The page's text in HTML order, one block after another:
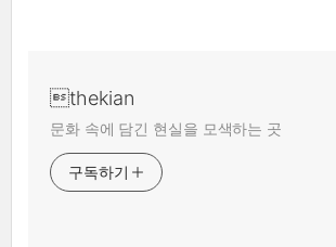
thekian
문화 속에 담긴 현실을 모색하는 곳
구독하기